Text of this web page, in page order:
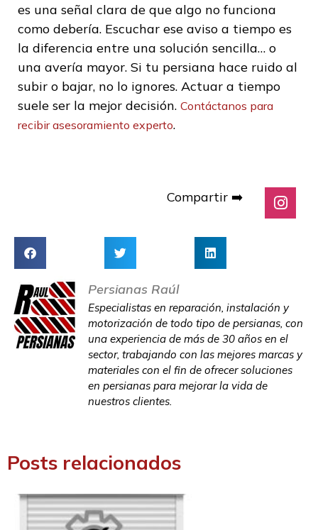
es una señal clara de que algo no funciona
como debería. Escuchar ese aviso a tiempo es
la diferencia entre una solución sencilla… o
una avería mayor. Si tu persiana hace ruido al
subir o bajar, no lo ignores. Actuar a tiempo
suele ser la mejor decisión. Contáctanos para
recibir asesoramiento experto.
Compartir ➡️
Persianas Raúl
Especialistas en reparación, instalación y
motorización de todo tipo de persianas, con
una experiencia de más de 30 años en el
sector, trabajando con las mejores marcas y
materiales con el fin de ofrecer soluciones
en persianas para mejorar la vida de
nuestros clientes.
Posts relacionados